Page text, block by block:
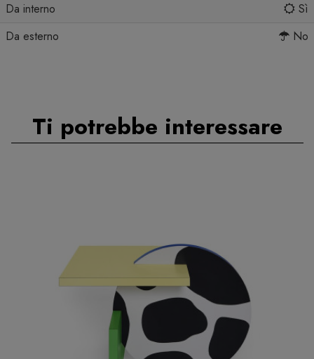
Da interno
Sì
Da esterno
No
Ti potrebbe interessare